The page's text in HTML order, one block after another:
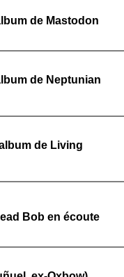
de Mastodon
de Neptunian
de Living
Bob en écoute